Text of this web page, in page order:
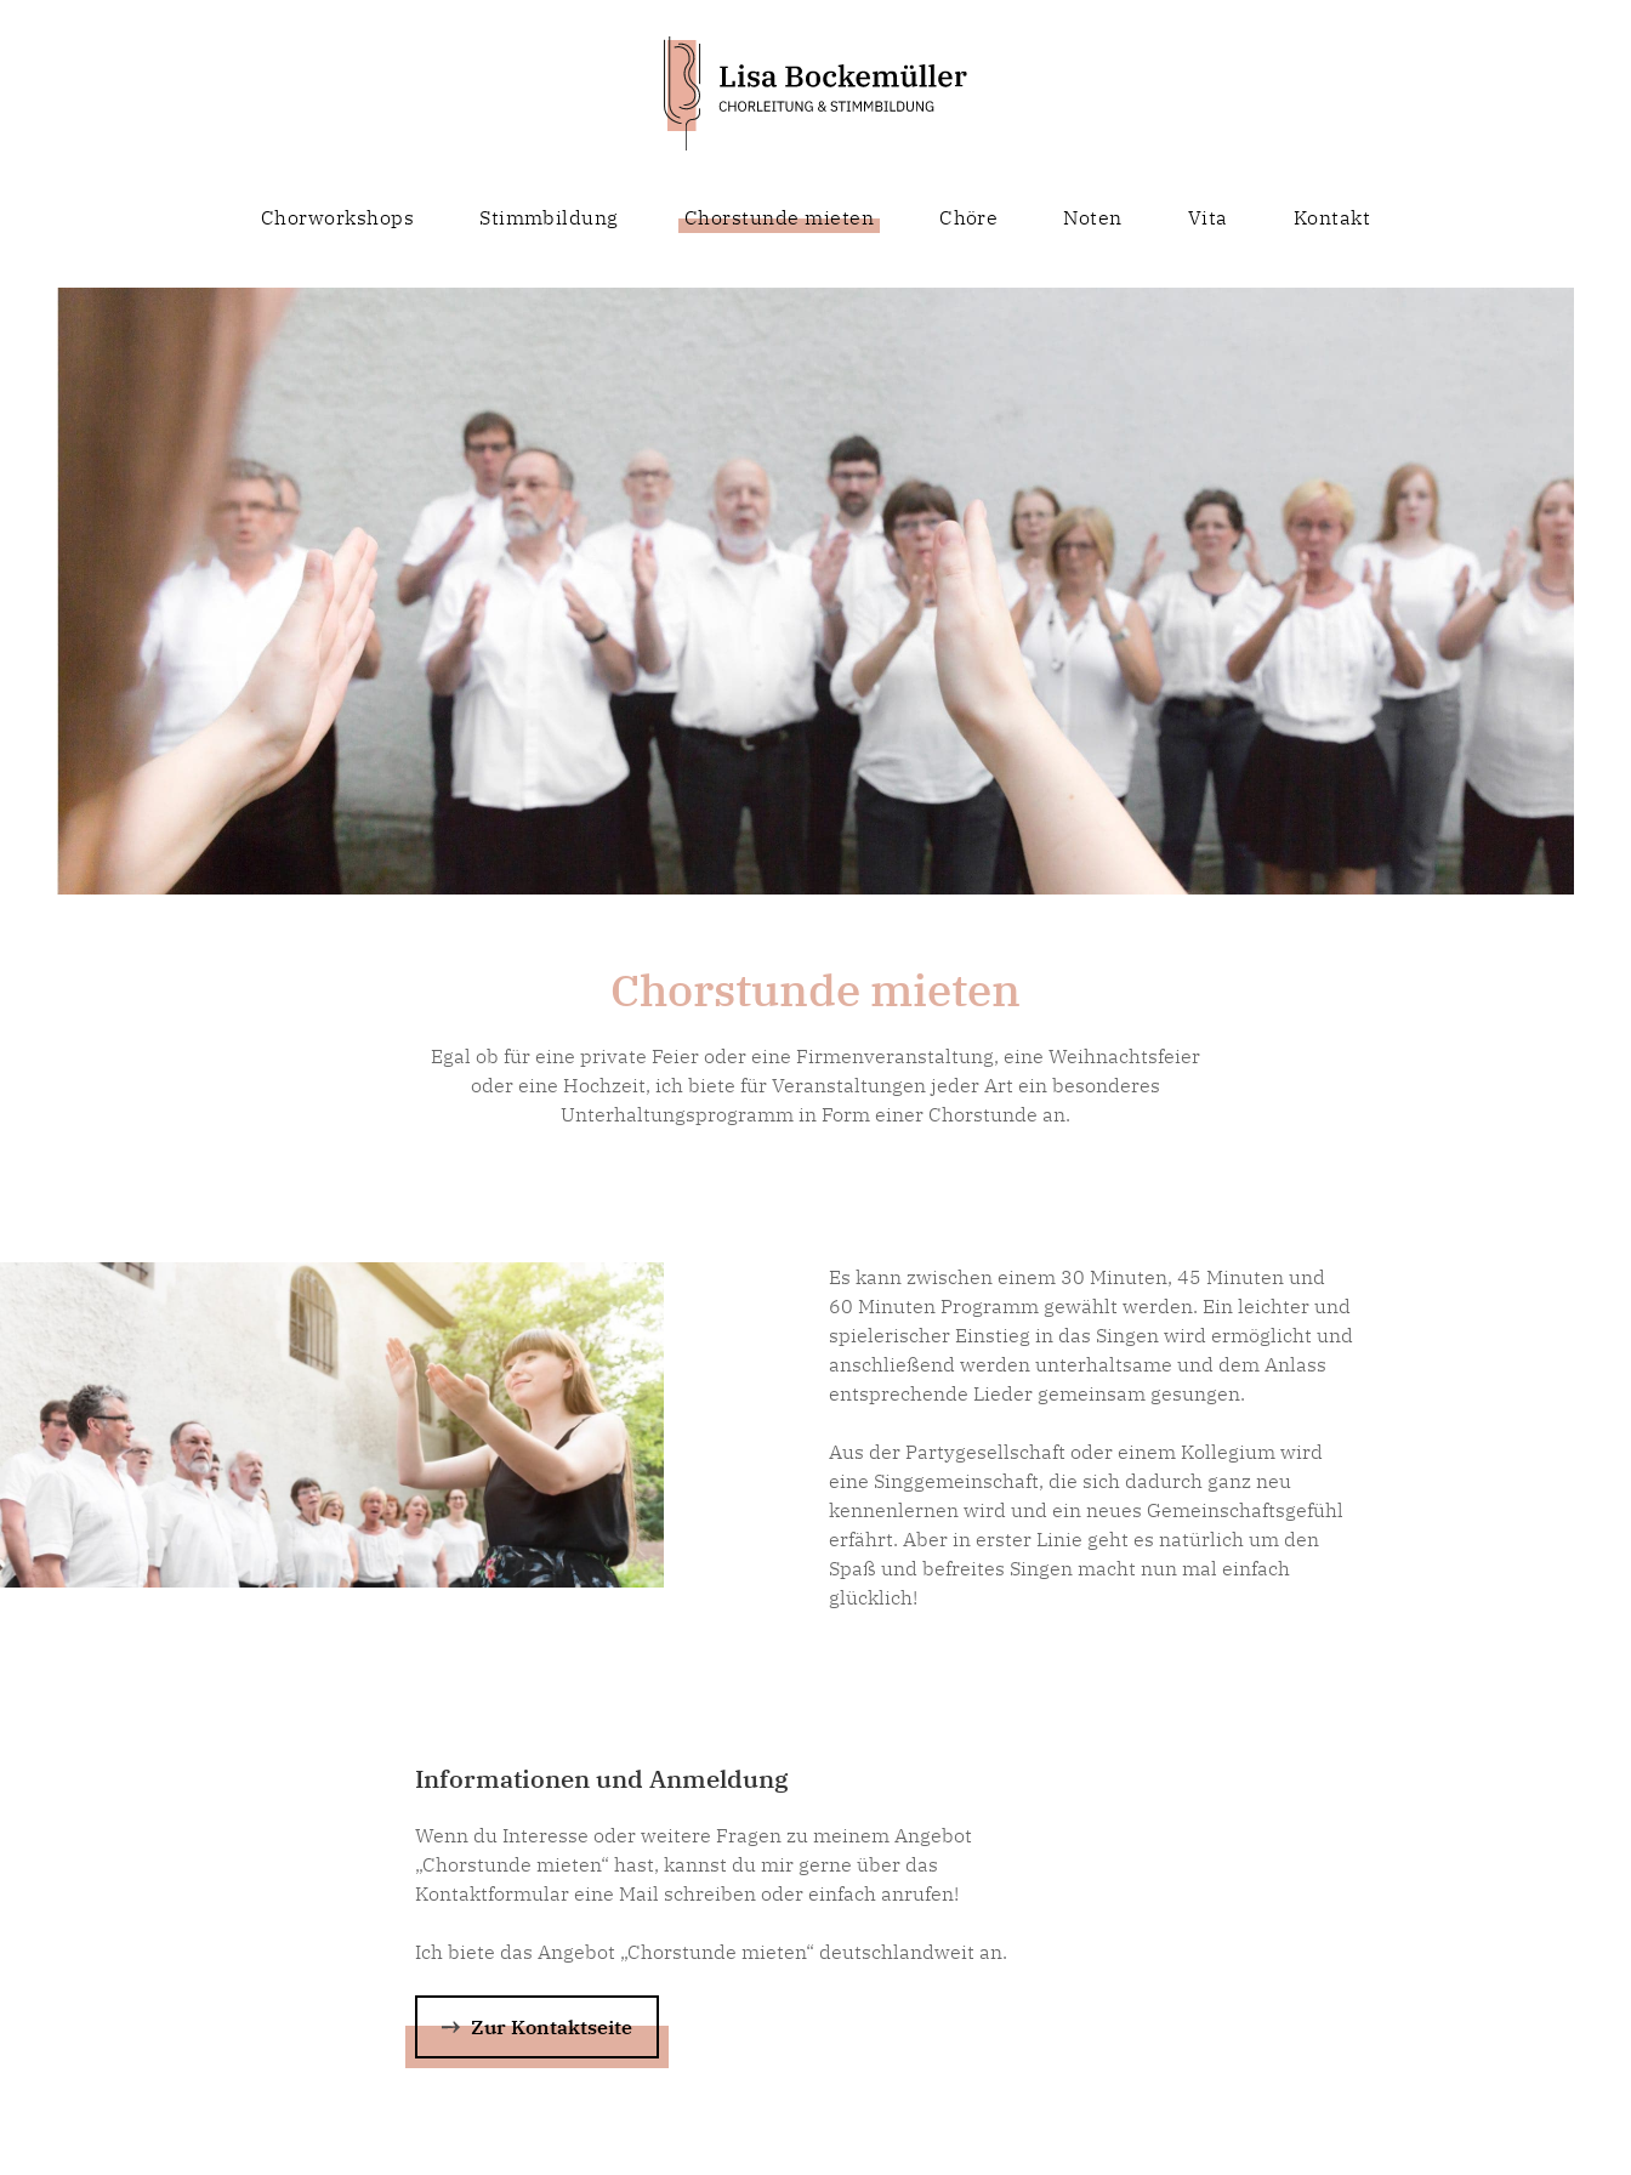
Chorworkshops Stimmbildung Chorstunde mieten Chöre Noten Vita Kontakt
Chorstunde mieten
Egal ob für eine private Feier oder eine Firmenveranstaltung, eine Weihnachtsfeier
oder eine Hochzeit, ich biete für Veranstaltungen jeder Art ein besonderes
Unterhaltungsprogramm in Form einer Chorstunde an.
Es kann zwischen einem 30 Minuten, 45 Minuten und
60 Minuten Programm gewählt werden. Ein leichter und
spielerischer Einstieg in das Singen wird ermöglicht und
anschließend werden unterhaltsame und dem Anlass
entsprechende Lieder gemeinsam gesungen.
Aus der Partygesellschaft oder einem Kollegium wird
eine Singgemeinschaft, die sich dadurch ganz neu
kennenlernen wird und ein neues Gemeinschaftsgefühl
erfährt. Aber in erster Linie geht es natürlich um den
Spaß und befreites Singen macht nun mal einfach
glücklich!
Informationen und Anmeldung
Wenn du Interesse oder weitere Fragen zu meinem Angebot
„Chorstunde mieten“ hast, kannst du mir gerne über das
Kontaktformular eine Mail schreiben oder einfach anrufen!
Ich biete das Angebot „Chorstunde mieten“ deutschlandweit an.
Zur Kontaktseite